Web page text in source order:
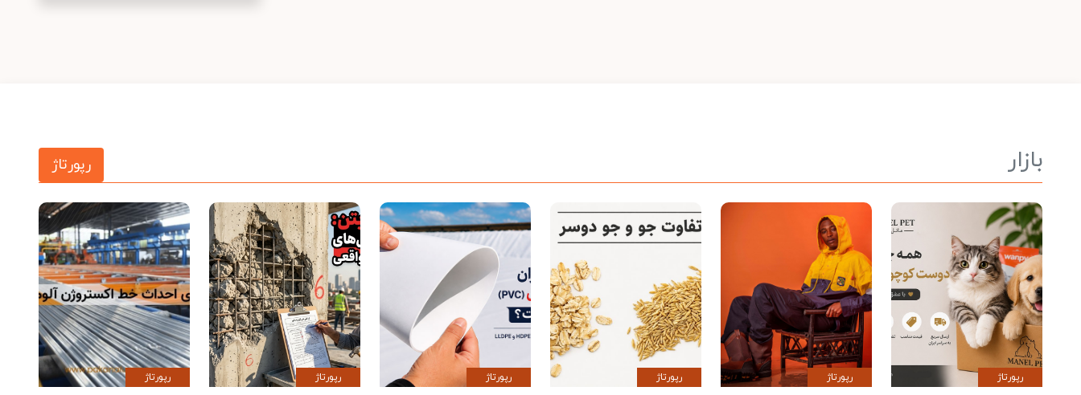
بازار رپورتاژ
رپورتاژ رپورتاژ رپورتاژ رپورتاژ رپورتاژ رپورتاژ